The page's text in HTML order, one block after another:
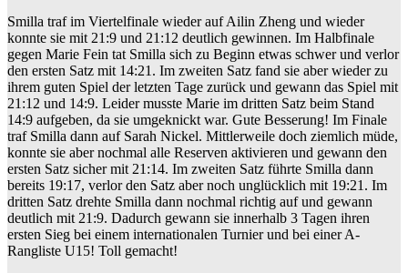
Smilla traf im Viertelfinale wieder auf Ailin Zheng und wieder
konnte sie mit 21:9 und 21:12 deutlich gewinnen. Im Halbfinale
gegen Marie Fein tat Smilla sich zu Beginn etwas schwer und verlor
den ersten Satz mit 14:21. Im zweiten Satz fand sie aber wieder zu
ihrem guten Spiel der letzten Tage zurück und gewann das Spiel mit
21:12 und 14:9. Leider musste Marie im dritten Satz beim Stand
14:9 aufgeben, da sie umgeknickt war. Gute Besserung! Im Finale
traf Smilla dann auf Sarah Nickel. Mittlerweile doch ziemlich müde,
konnte sie aber nochmal alle Reserven aktivieren und gewann den
ersten Satz sicher mit 21:14. Im zweiten Satz führte Smilla dann
bereits 19:17, verlor den Satz aber noch unglücklich mit 19:21. Im
dritten Satz drehte Smilla dann nochmal richtig auf und gewann
deutlich mit 21:9. Dadurch gewann sie innerhalb 3 Tagen ihren
ersten Sieg bei einem internationalen Turnier und bei einer A-
Rangliste U15! Toll gemacht!